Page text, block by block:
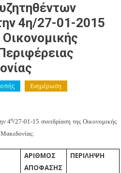
4η/27-01-2015
Ενημέρωση
4η/27-01-15 συνεδρίαση της Οικονομικής
Μακεδονίας:
ΑΡΙΘΜΟΣ
ΑΠΟΦΑΣΗΣ
ΠΕΡΙΛΗΨΗ